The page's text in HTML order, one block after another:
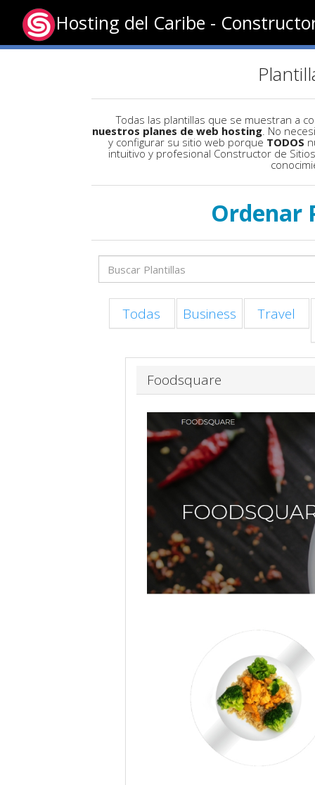
Hosting del Caribe -
Todas las plantillas que se muestran a
nuestros planes de web hosting. No
y configurar su sitio web porque TODOS
intuitivo y profesional Constructor de
Ordenar
Todas Business Travel
Foodsquare